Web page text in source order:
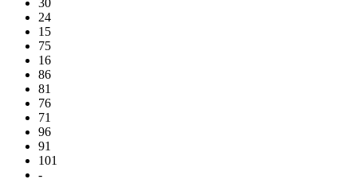
30
24
15
75
16
86
81
76
71
96
91
101
-